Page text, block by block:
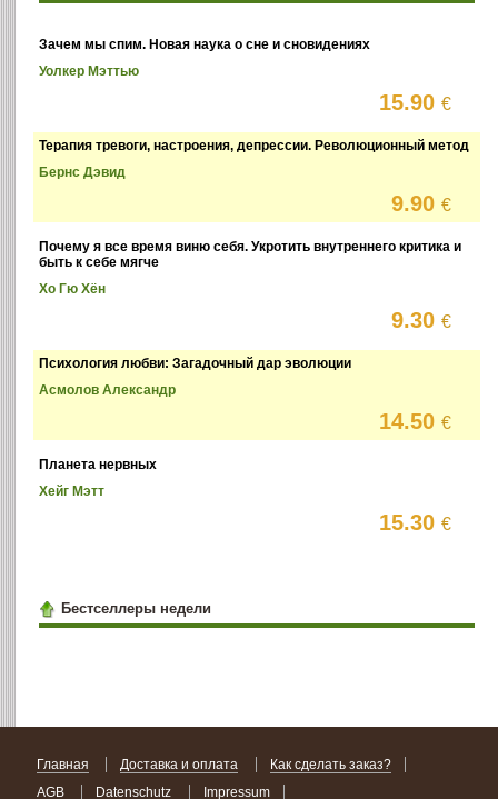
Зачем мы спим. Новая наука о сне и сновидениях
Уолкер Мэттью
15.90€
Терапия тревоги, настроения, депрессии. Революционный метод
Бернс Дэвид
9.90€
Почему я все время виню себя. Укротить внутреннего критика и
быть к себе мягче
Хо Гю Хён
9.30€
Психология любви: Загадочный дар эволюции
Асмолов Александр
14.50€
Планета нервных
Хейг Мэтт
15.30€
Бестселлеры недели
Главная Доставка и оплата
Как сделать заказ?
AGB
Datenschutz Impressum